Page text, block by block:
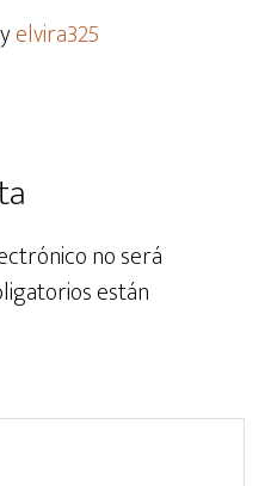
elvira325
no será
están